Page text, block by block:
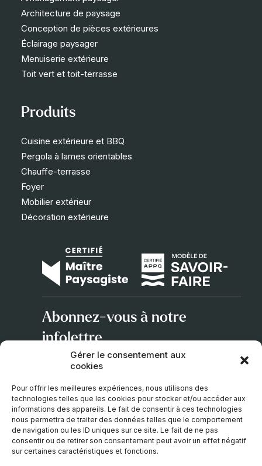
Gérer le consentement aux
cookies
Pour offrir les meilleures expériences, nous utilisons des
technologies telles que les cookies pour stocker et/ou accéder aux
informations des appareils. Le fait de consentir à ces technologies
nous permettra de traiter des données telles que le comportement
de navigation ou les ID uniques sur ce site. Le fait de ne pas
consentir ou de retirer son consentement peut avoir un effet négatif
sur certaines caractéristiques et fonctions.
Architecture de paysage
Conception de pièces extérieures
Éclairage paysager
Menuiserie extérieure
Toit vert et toit-terrasse
Produits
Cuisine extérieure et BBQ
Pergola à lames orientables
Chauffe-terrasse
Foyer
Mobilier extérieur
Décoration extérieure
Abonnez-vous à notre
infolettre
Adresse
courriel